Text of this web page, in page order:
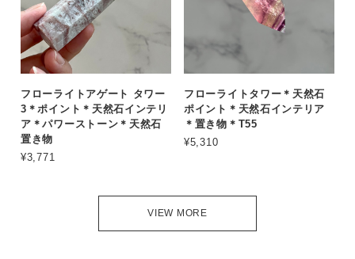
フローライトアゲート タワー
3＊ポイント＊天然石インテリ
ア＊パワーストーン＊天然石
置き物
¥3,771
フローライトタワー＊天然石
ポイント＊天然石インテリア
＊置き物＊T55
¥5,310
VIEW MORE